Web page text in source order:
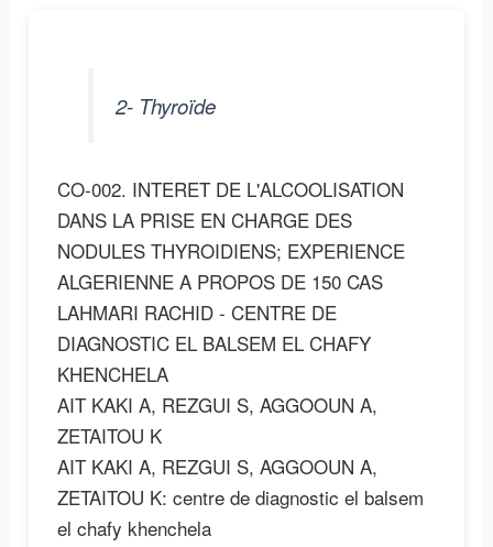
2- Thyroïde
CO-002. INTERET DE L'ALCOOLISATION
DANS LA PRISE EN CHARGE DES
NODULES THYROIDIENS; EXPERIENCE
ALGERIENNE A PROPOS DE 150 CAS
LAHMARI RACHID - CENTRE DE
DIAGNOSTIC EL BALSEM EL CHAFY
KHENCHELA
AIT KAKI A, REZGUI S, AGGOOUN A,
ZETAITOU K
AIT KAKI A, REZGUI S, AGGOOUN A,
ZETAITOU K: centre de diagnostic el balsem
el chafy khenchela